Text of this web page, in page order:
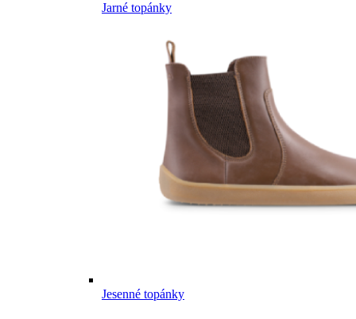
Jarné topánky
Jesenné topánky